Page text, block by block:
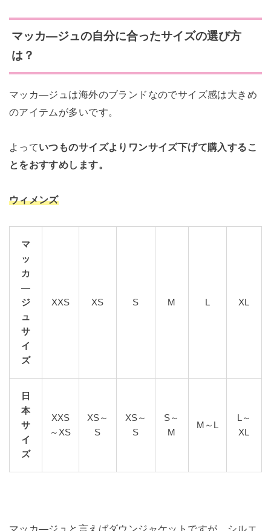
マッカ―ジュの自分に合ったサイズの選び方
は？
マッカ―ジュは海外のブランドなのでサイズ感は大きめ
のアイテムが多いです。
よっていつものサイズよりワンサイズ下げて購入するこ
とをおすすめします。
ウィメンズ
マ
ッ
カ
―
ジ
ュ
サ
イ
ズ
XXS XS S M L XL
日
本
サ
イ
ズ
XXS
～XS
XS～
S
XS～
S
S～
M
M～L
L～
XL
マッカ―ジュと言えばダウンジャケットですが、シルエ